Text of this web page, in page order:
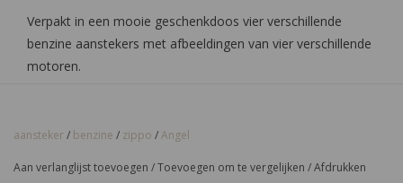
Verpakt in een mooie geschenkdoos vier verschillende
benzine aanstekers met afbeeldingen van vier verschillende
motoren.
aansteker / benzine / zippo /Angel
Aan verlanglijst toevoegen /Toevoegen om te vergelijken /Afdrukken